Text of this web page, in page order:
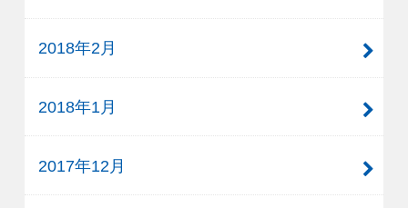
2018年2月
2018年1月
2017年12月